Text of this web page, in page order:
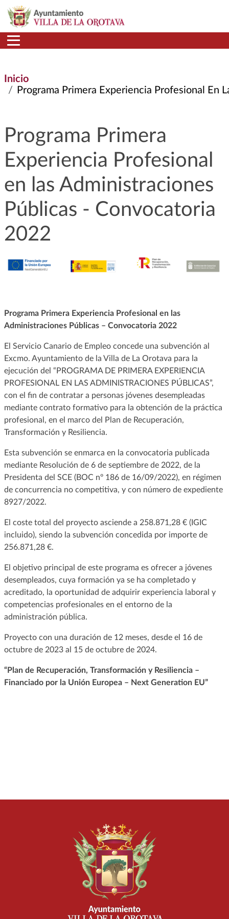
Pasar al contenido principal
Inicio
Programa Primera Experiencia Profesional En
Programa Primera
Experiencia Profesional
en las Administraciones
Públicas - Convocatoria
2022
Programa Primera Experiencia Profesional en las
Administraciones Públicas – Convocatoria 2022
El Servicio Canario de Empleo concede una subvención al
Excmo. Ayuntamiento de la Villa de La Orotava para la
ejecución del “PROGRAMA DE PRIMERA EXPERIENCIA
PROFESIONAL EN LAS ADMINISTRACIONES PÚBLICAS”,
con el fin de contratar a personas jóvenes desempleadas
mediante contrato formativo para la obtención de la práctica
profesional, en el marco del Plan de Recuperación,
Transformación y Resiliencia.
Esta subvención se enmarca en la convocatoria publicada
mediante Resolución de 6 de septiembre de 2022, de la
Presidenta del SCE (BOC nº 186 de 16/09/2022), en régimen
de concurrencia no competitiva, y con número de expediente
8927/2022.
El coste total del proyecto asciende a 258.871,28 € (IGIC
incluido), siendo la subvención concedida por importe de
256.871,28 €.
El objetivo principal de este programa es ofrecer a jóvenes
desempleados, cuya formación ya se ha completado y
acreditado, la oportunidad de adquirir experiencia laboral y
competencias profesionales en el entorno de la
administración pública.
Proyecto con una duración de 12 meses, desde el 16 de
octubre de 2023 al 15 de octubre de 2024.
“Plan de Recuperación, Transformación y Resiliencia –
Financiado por la Unión Europea – Next Generation EU”